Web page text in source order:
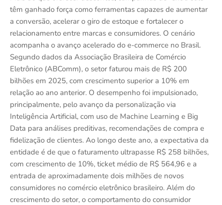
têm ganhado força como ferramentas capazes de aumentar
a conversão, acelerar o giro de estoque e fortalecer o
relacionamento entre marcas e consumidores. O cenário
acompanha o avanço acelerado do e-commerce no Brasil.
Segundo dados da Associação Brasileira de Comércio
Eletrônico (ABComm), o setor faturou mais de R$ 200
bilhões em 2025, com crescimento superior a 10% em
relação ao ano anterior. O desempenho foi impulsionado,
principalmente, pelo avanço da personalização via
Inteligência Artificial, com uso de Machine Learning e Big
Data para análises preditivas, recomendações de compra e
fidelização de clientes. Ao longo deste ano, a expectativa da
entidade é de que o faturamento ultrapasse R$ 258 bilhões,
com crescimento de 10%, ticket médio de R$ 564,96 e a
entrada de aproximadamente dois milhões de novos
consumidores no comércio eletrônico brasileiro. Além do
crescimento do setor, o comportamento do consumidor